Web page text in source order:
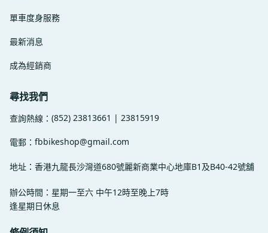
單車度身服務
最新消息
成為經銷商
尋找我們
查詢熱線： (852) 23813661 | 23815919
電郵： fbbikeshop@gmail.com
地址：香港九龍長沙灣道680號麗新商業中心地庫B1及B40-42號舖
辦公時間：星期一至六 中午12時至晚上7時
逢星期日休息